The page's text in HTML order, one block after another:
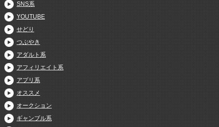
SNS系
YOUTUBE
せどり
つぶやき
アダルト系
アフィリエイト系
アプリ系
オススメ
オークション
ギャンブル系